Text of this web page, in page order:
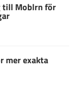
till Moblrn för
mer exakta